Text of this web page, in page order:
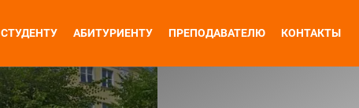
СТУДЕНТУ АБИТУРИЕНТУ ПРЕПОДАВАТЕЛЮ КОНТАКТЫ